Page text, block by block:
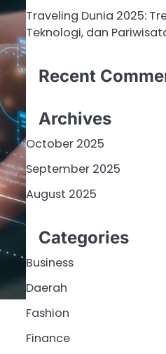
Traveling Dunia 2025:
Teknologi, dan
Recent
Archives
October 2025
September 2025
August 2025
Categories
Business
Daerah
Fashion
Finance